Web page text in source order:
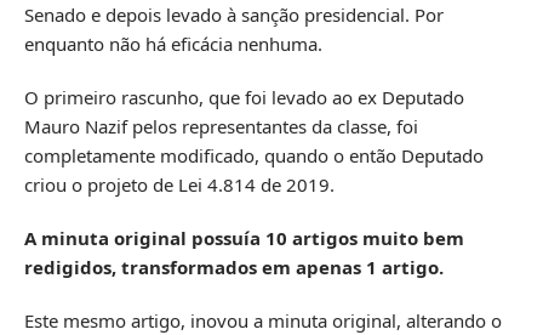
Senado e depois levado à sanção presidencial. Por
enquanto não há eficácia nenhuma.
O primeiro rascunho, que foi levado ao ex Deputado
Mauro Nazif pelos representantes da classe, foi
completamente modificado, quando o então Deputado
criou o projeto de Lei 4.814 de 2019.
A minuta original possuía 10 artigos muito bem
redigidos, transformados em apenas 1 artigo.
Este mesmo artigo, inovou a minuta original, alterando o